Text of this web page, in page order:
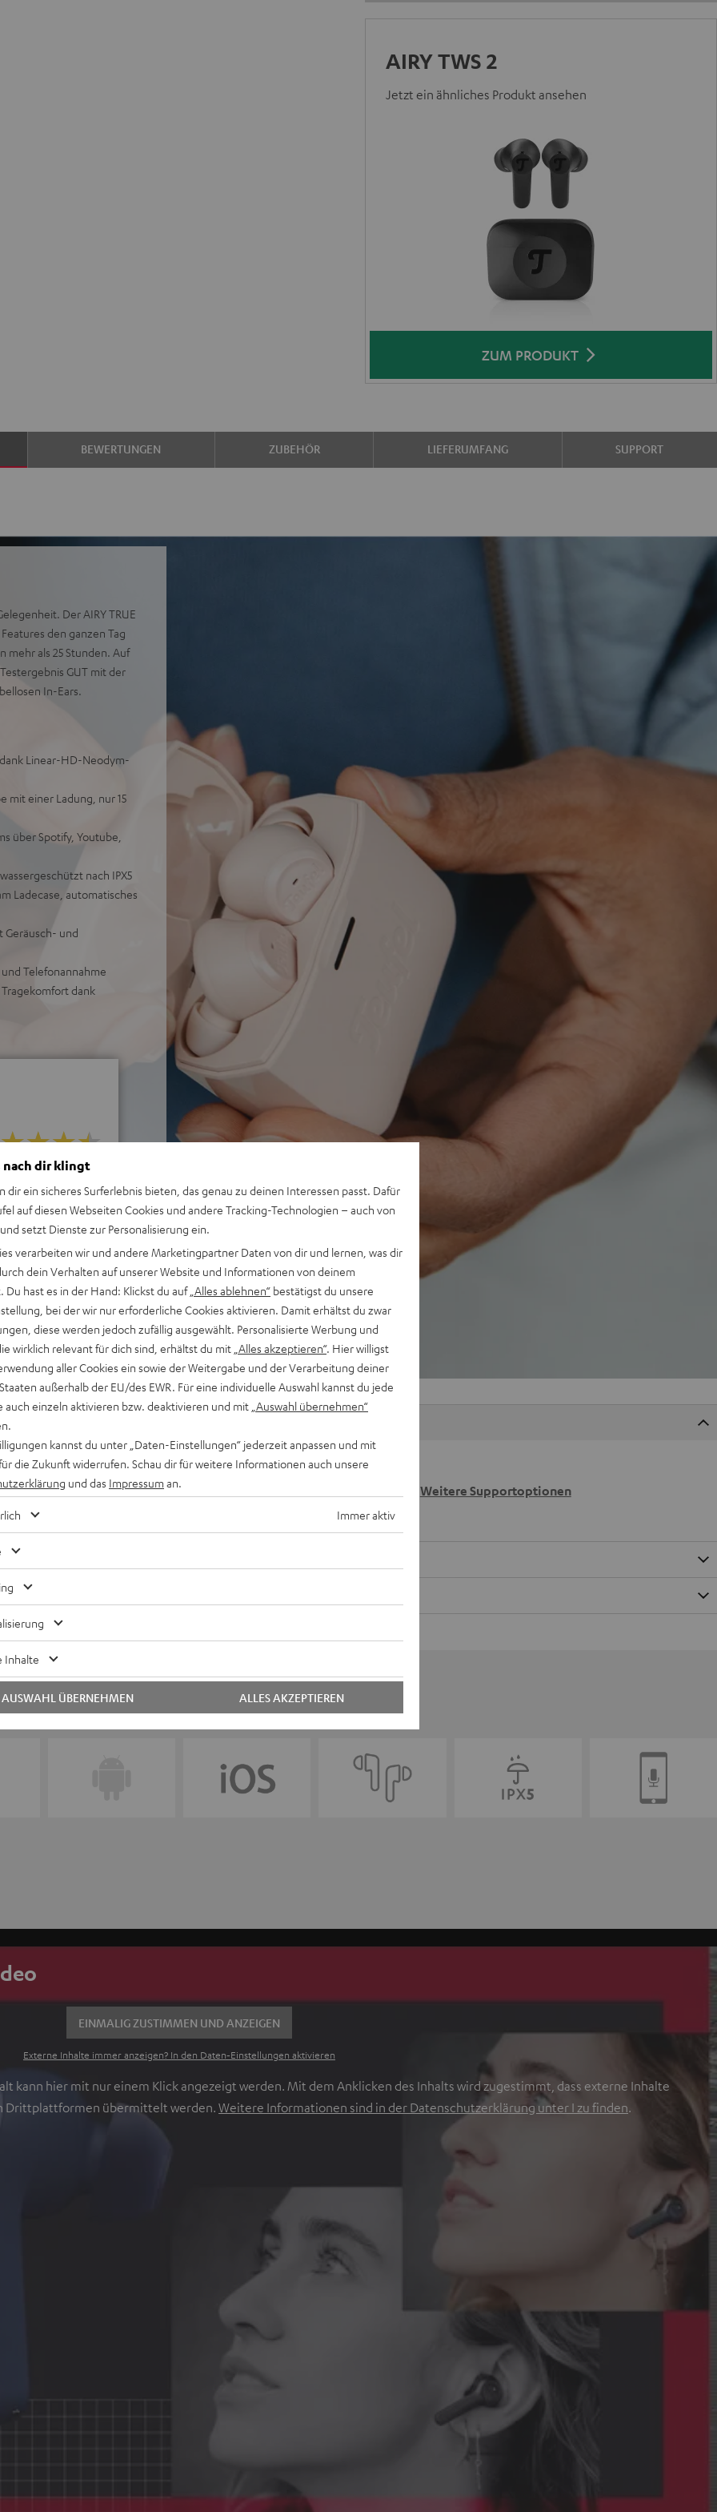
AIRY TWS 2
Jetzt ein ähnliches Produkt ansehen
ZUM PRODUKT
BEWERTUNGEN ZUBEHÖR LIEFERUMFANG SUPPORT
Der AIRY TRUE
den ganzen Tag
mehr als 25 Stunden. Auf
GUT mit der
In-Ears.
Linear-HD-Neodym-
mit einer Ladung, nur 15
über Spotify, Youtube,
nach IPX5
Ladecase, automatisches
Geräusch- und
Telefonannahme
dank
Bewertungen)
Keinen Store in der Nähe? Kein Problem, wir
beraten dich auch persönlich am Telefon.
Weitere Supportoptionen
EINMALIG ZUSTIMMEN UND ANZEIGEN
Externe Inhalte immer anzeigen? In den Daten‑Einstellungen aktivieren
kann hier mit nur einem Klick angezeigt werden. Mit dem Anklicken des Inhalts wird zugestimmt, dass externe Inhalte
Drittplattformen übermittelt werden.Weitere Informationen sind in der Datenschutzerklärung unter I zu finden.
nach dir klingt
dir ein sicheres Surferlebnis bieten, das genau zu deinen Interessen passt. Dafür
auf diesen Webseiten Cookies und andere Tracking-Technologien – auch von
setzt Dienste zur Personalisierung ein.
verarbeiten wir und andere Marketingpartner Daten von dir und lernen, was dir
dein Verhalten auf unserer Website und Informationen von deinem
Du hast es in der Hand: Klickst du auf „Alles ablehnen“ bestätigst du unsere
bei der wir nur erforderliche Cookies aktivieren. Damit erhältst du zwar
diese werden jedoch zufällig ausgewählt. Personalisierte Werbung und
wirklich relevant für dich sind, erhältst du mit „Alles akzeptieren“. Hier willigst
aller Cookies ein sowie der Weitergabe und der Verarbeitung deiner
außerhalb der EU/des EWR. Für eine individuelle Auswahl kannst du jede
auch einzeln aktivieren bzw. deaktivieren und mit „Auswahl übernehmen“
kannst du unter „Daten-Einstellungen“ jederzeit anpassen und mit
die Zukunft widerrufen. Schau dir für weitere Informationen auch unsere
und das Impressum an.
Immer aktiv
Inhalte
ALLES AKZEPTIEREN
AUSWAHL ÜBERNEHMEN